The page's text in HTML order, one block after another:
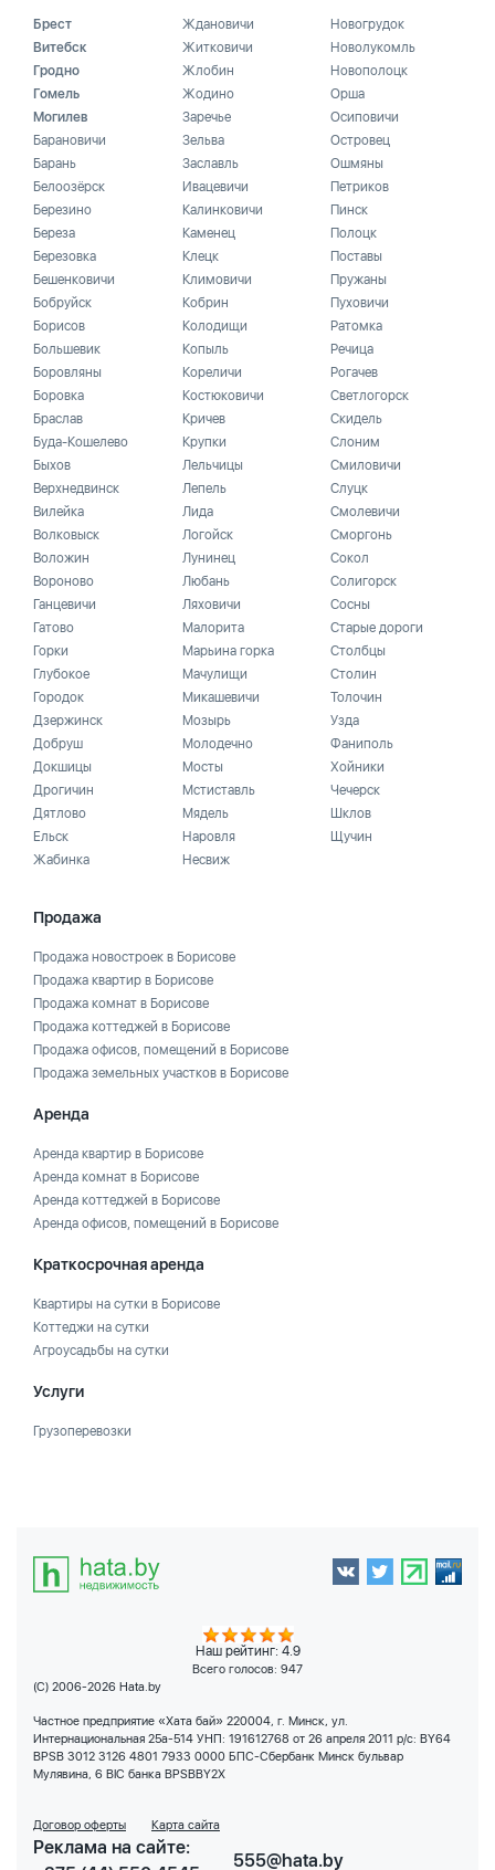
Брест
Витебск
Гродно
Гомель
Могилев
Барановичи
Барань
Белоозёрск
Березино
Береза
Березовка
Бешенковичи
Бобруйск
Борисов
Большевик
Боровляны
Боровка
Браслав
Буда-Кошелево
Быхов
Верхнедвинск
Вилейка
Волковыск
Воложин
Вороново
Ганцевичи
Гатово
Горки
Глубокое
Городок
Дзержинск
Добруш
Докшицы
Дрогичин
Дятлово
Ельск
Жабинка
Ждановичи
Житковичи
Жлобин
Жодино
Заречье
Зельва
Заславль
Ивацевичи
Калинковичи
Каменец
Клецк
Климовичи
Кобрин
Колодищи
Копыль
Кореличи
Костюковичи
Кричев
Крупки
Лельчицы
Лепель
Лида
Логойск
Лунинец
Любань
Ляховичи
Малорита
Марьина горка
Мачулищи
Микашевичи
Мозырь
Молодечно
Мосты
Мстиставль
Мядель
Наровля
Несвиж
Новогрудок
Новолукомль
Новополоцк
Орша
Осиповичи
Островец
Ошмяны
Петриков
Пинск
Полоцк
Поставы
Пружаны
Пуховичи
Ратомка
Речица
Рогачев
Светлогорск
Скидель
Слоним
Смиловичи
Слуцк
Смолевичи
Сморгонь
Сокол
Солигорск
Сосны
Старые дороги
Столбцы
Столин
Толочин
Узда
Фаниполь
Хойники
Чечерск
Шклов
Щучин
Продажа
Продажа новостроек в Борисове
Продажа квартир в Борисове
Продажа комнат в Борисове
Продажа коттеджей в Борисове
Продажа офисов, помещений в Борисове
Продажа земельных участков в Борисове
Аренда
Аренда квартир в Борисове
Аренда комнат в Борисове
Аренда коттеджей в Борисове
Аренда офисов, помещений в Борисове
Краткосрочная аренда
Квартиры на сутки в Борисове
Коттеджи на сутки
Агроусадьбы на сутки
Услуги
Грузоперевозки
Наш рейтинг: 4.9
Всего голосов: 947
(C) 2006-2026 Hata.by
Частное предприятие «Хата бай» 220004, г. Минск, ул.
Интернациональная 25а-514 УНП: 191612768 от 26 апреля 2011 р/с: BY64
BPSB 3012 3126 4801 7933 0000 БПС-Сбербанк Минск бульвар
Мулявина, 6 BIC банка BPSBBY2X
Договор оферты Карта сайта
Реклама на сайте:
555@hata.by